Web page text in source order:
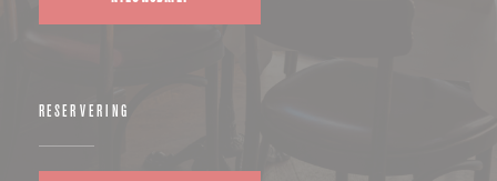
RESERVERING